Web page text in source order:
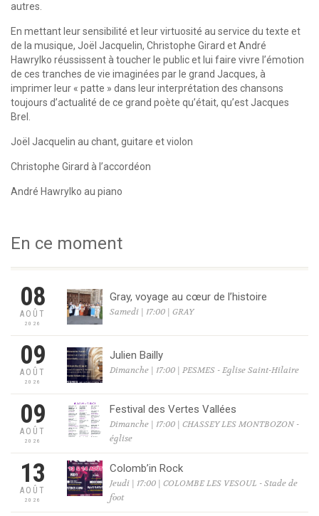
autres.
En mettant leur sensibilité et leur virtuosité au service du texte et
de la musique, Joël Jacquelin, Christophe Girard et André
Hawrylko réussissent à toucher le public et lui faire vivre l’émotion
de ces tranches de vie imaginées par le grand Jacques, à
imprimer leur « patte » dans leur interprétation des chansons
toujours d’actualité de ce grand poète qu’était, qu’est Jacques
Brel.
Joël Jacquelin au chant, guitare et violon
Christophe Girard à l’accordéon
André Hawrylko au piano
En ce moment
08
AOÛT
2026
Gray, voyage au cœur de l’histoire
Samedi | 17:00 | GRAY
09
AOÛT
2026
Julien Bailly
Dimanche | 17:00 | PESMES - Eglise Saint-Hilaire
09
AOÛT
2026
Festival des Vertes Vallées
Dimanche | 17:00 | CHASSEY LES MONTBOZON -
église
13
AOÛT
2026
Colomb’in Rock
Jeudi | 17:00 | COLOMBE LES VESOUL - Stade de
foot